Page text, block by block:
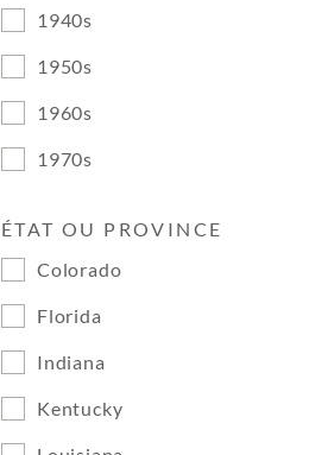
1940s
1950s
1960s
1970s
ÉTAT OU PROVINCE
Colorado
Florida
Indiana
Kentucky